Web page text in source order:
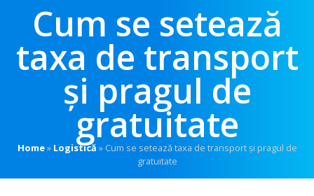
Cum se setează
taxa de transport
și pragul de
gratuitate
Home» Logistică » Cum se setează taxa de transport și pragul de
gratuitate